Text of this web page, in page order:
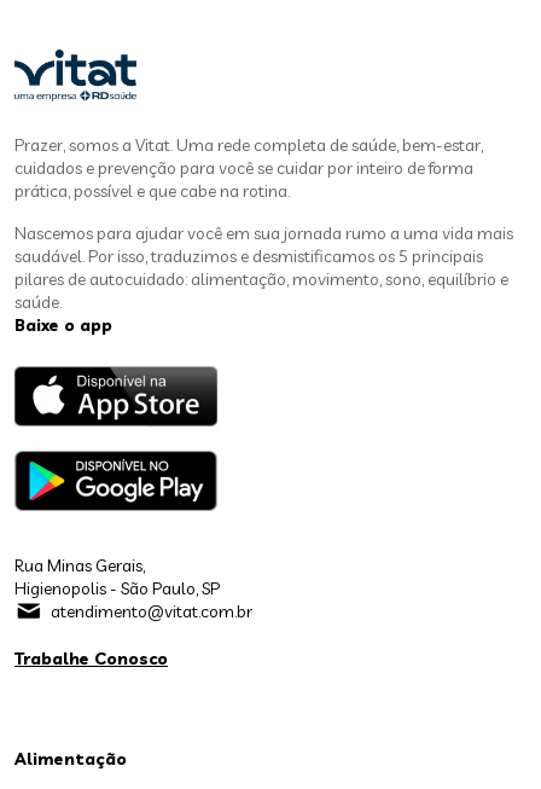
Prazer, somos a Vitat. Uma rede completa de saúde, bem-estar,
cuidados e prevenção para você se cuidar por inteiro de forma
prática, possível e que cabe na rotina.
Nascemos para ajudar você em sua jornada rumo a uma vida mais
saudável. Por isso, traduzimos e desmistificamos os 5 principais
pilares de autocuidado: alimentação, movimento, sono, equilíbrio e
saúde.
Baixe o app
Rua Minas Gerais,
Higienopolis - São Paulo, SP
atendimento@vitat.com.br
Trabalhe Conosco
Alimentação